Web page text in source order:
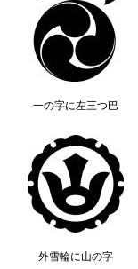
一の字に左三つ巴
外雪輪に山の字